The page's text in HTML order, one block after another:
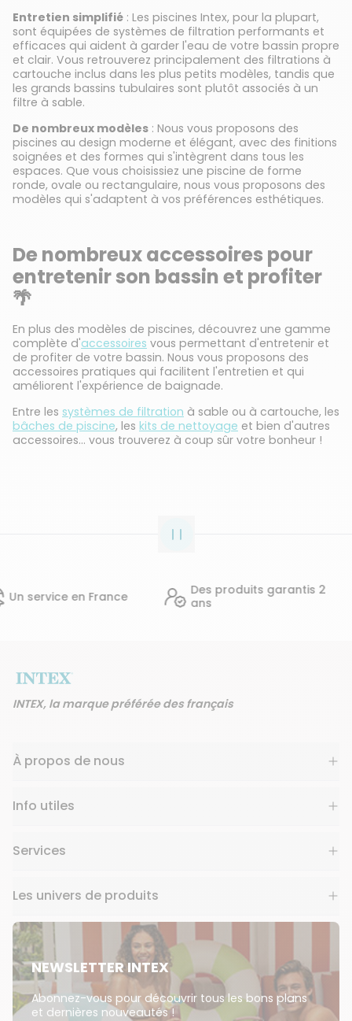
Entretien simplifié : Les piscines Intex, pour la plupart,
sont équipées de systèmes de filtration performants et
efficaces qui aident à garder l'eau de votre bassin propre
et clair. Vous retrouverez principalement des filtrations à
cartouche inclus dans les plus petits modèles, tandis que
les grands bassins tubulaires sont plutôt associés à un
filtre à sable.
De nombreux modèles : Nous vous proposons des
piscines au design moderne et élégant, avec des finitions
soignées et des formes qui s'intègrent dans tous les
espaces. Que vous choisissiez une piscine de forme
ronde, ovale ou rectangulaire, nous vous proposons des
modèles qui s'adaptent à vos préférences esthétiques.
De nombreux accessoires pour
entretenir son bassin et profiter
🌴
En plus des modèles de piscines, découvrez une gamme
complète d'accessoires vous permettant d'entretenir et
de profiter de votre bassin. Nous vous proposons des
accessoires pratiques qui facilitent l'entretien et qui
améliorent l'expérience de baignade.
Entre les systèmes de filtration à sable ou à cartouche, les
bâches de piscine, les kits de nettoyage et bien d'autres
accessoires... vous trouverez à coup sûr votre bonheur !
France
Des produits garantis 2
ans
INTEX, la marque préférée des français
À propos de nous
Info utiles
Services
Les univers de produits
NEWSLETTER INTEX
Abonnez-vous pour découvrir tous les bons plans
et dernières nouveautés !